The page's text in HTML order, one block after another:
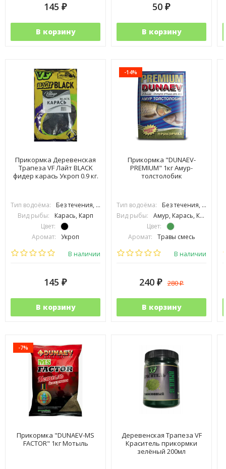
145 ₽
В корзину
50 ₽
В корзину
Прикормка Деревенская
Трапеза VF Лайт BLACK
фидер карась Укроп 0.9 кг.
Тип водоёма:
Без течения, С течением
Вид рыбы:
Карась, Карп
Цвет:
Аромат:
Укроп
Фракция:
В наличии
145 ₽
В корзину
-14%
Прикормка "DUNAEV-
PREMIUM" 1кг Амур-
толстолобик
Тип водоёма:
Без течения, С течением
Вид рыбы:
Амур, Карась, Карп, Лещ, Линь, Плотва, Подлещик, Подуст, Рыбец, Усач, Язь, Сазан
Цвет:
Аромат:
Травы смесь
Фракция:
В наличии
240 ₽ 280₽
В корзину
-7%
Прикормка "DUNAEV-MS
FACTOR" 1кг Мотыль
Деревенская Трапеза VF
Краситель прикормки
зелёный 200мл